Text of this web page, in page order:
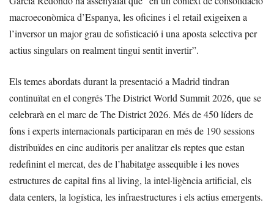
macroeconòmica d’Espanya, les oficines i el retail exigeixen a
l’inversor un major grau de sofisticació i una aposta selectiva per
actius singulars on realment tingui sentit invertir”.
Els temes abordats durant la presentació a Madrid tindran
continuïtat en el congrés The District World Summit 2026, que se
celebrarà en el marc de The District 2026. Més de 450 líders de
fons i experts internacionals participaran en més de 190 sessions
distribuïdes en cinc auditoris per analitzar els reptes que estan
redefinint el mercat, des de l’habitatge assequible i les noves
estructures de capital fins al living, la intel·ligència artificial, els
data centers, la logística, les infraestructures i els actius emergents.